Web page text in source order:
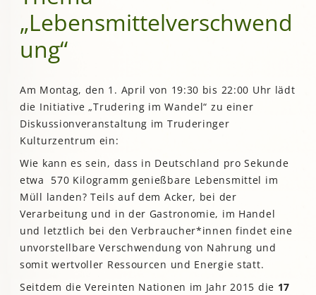
„Lebensmittelverschwend
ung“
Am Montag, den 1. April von 19:30 bis 22:00 Uhr lädt
die Initiative „Trudering im Wandel“ zu einer
Diskussionveranstaltung im Truderinger
Kulturzentrum ein:
Wie kann es sein, dass in Deutschland pro Sekunde
etwa 570 Kilogramm genießbare Lebensmittel im
Müll landen? Teils auf dem Acker, bei der
Verarbeitung und in der Gastronomie, im Handel
und letztlich bei den Verbraucher*innen findet eine
unvorstellbare Verschwendung von Nahrung und
somit wertvoller Ressourcen und Energie statt.
Seitdem die Vereinten Nationen im Jahr 2015 die 17